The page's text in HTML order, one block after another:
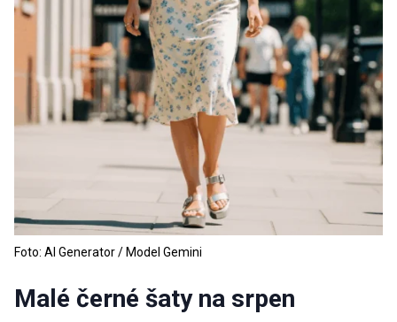
Foto: AI Generator / Model Gemini
Malé černé šaty na srpen